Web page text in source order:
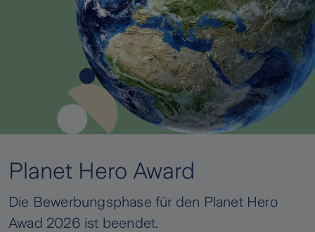
Planet Hero Award
Die Bewerbungsphase für den Planet Hero
Awad 2026 ist beendet.